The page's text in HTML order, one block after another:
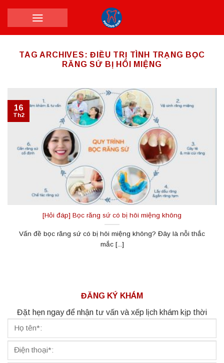
TAG ARCHIVES:ĐIỀU TRỊ TÌNH TRẠNG BỌC
RĂNG SỨ BỊ HÔI MIỆNG
[Hỏi đáp] Bọc răng sứ có bị hôi miệng không
Vấn đề bọc răng sứ có bị hôi miệng không? Đây là nỗi thắc
mắc [...]
16
Th2
ĐĂNG KÝ KHÁM
Đặt hẹn ngay để nhận tư vấn và xếp lịch khám kịp thời